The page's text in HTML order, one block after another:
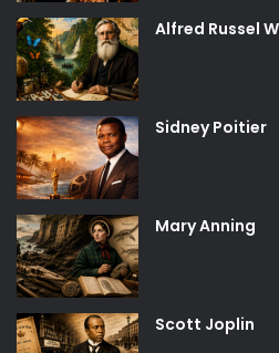
Alfred Russel
Sidney Poitier
Mary Anning
Scott Joplin